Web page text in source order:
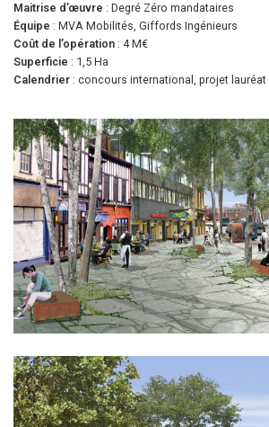
Maitrise d’œuvre : Degré Zéro mandataires
Équipe : MVA Mobilités, Giffords Ingénieurs
Coût de l’opération : 4 M€
Superficie : 1,5 Ha
Calendrier : concours international, projet lauréat